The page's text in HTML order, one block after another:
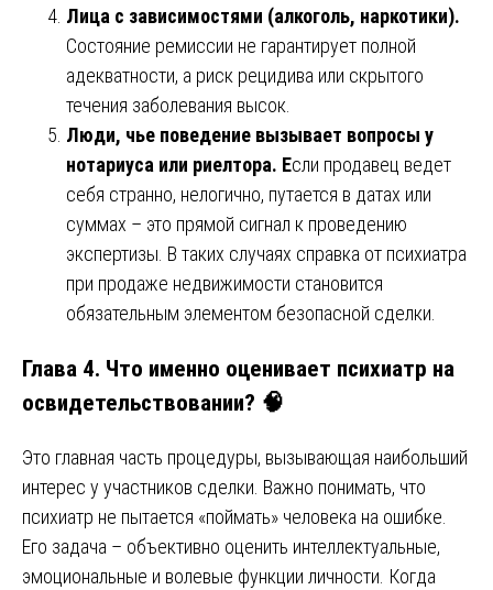
Лица с зависимостями (алкоголь, наркотики).
Состояние ремиссии не гарантирует полной
адекватности, а риск рецидива или скрытого
течения заболевания высок.
Люди, чье поведение вызывает вопросы у
нотариуса или риелтора. Если продавец ведет
себя странно, нелогично, путается в датах или
суммах – это прямой сигнал к проведению
экспертизы. В таких случаях справка от психиатра
при продаже недвижимости становится
обязательным элементом безопасной сделки.
Глава 4. Что именно оценивает психиатр на
освидетельствовании? 🧠
Это главная часть процедуры, вызывающая наибольший
интерес у участников сделки. Важно понимать, что
психиатр не пытается «поймать» человека на ошибке.
Его задача – объективно оценить интеллектуальные,
эмоциональные и волевые функции личности. Когда